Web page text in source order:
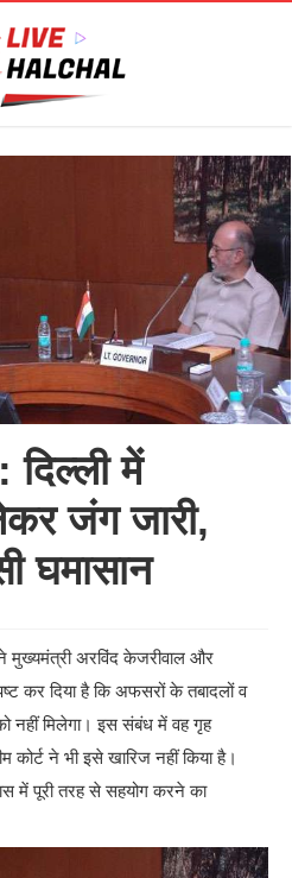
में
जंग जारी,
घमासान
मुख्यमंत्री अरविंद केजरीवाल और
कर दिया है कि अफसरों के तबादलों व
नहीं मिलेगा। इस संबंध में वह गृह
ने भी इसे खारिज नहीं किया है।
में पूरी तरह से सहयोग करने का